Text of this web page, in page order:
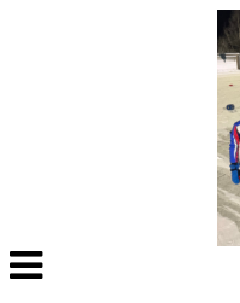
Veksle
navigasjon